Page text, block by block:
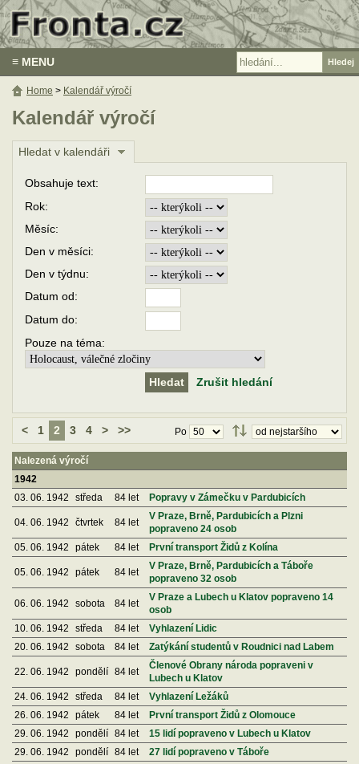
≡ MENU
Kalendář výročí
Hledat v kalendáři
Obsahuje text:
Rok:
Měsíc:
Den v měsíci:
Den v týdnu:
Datum od:
Datum do:
Pouze na téma:
Zrušit hledání
< 1 2 3 4 > >> Po
Nalezená výročí
1942
03. 06. 1942
středa 84 let Popravy v Zámečku v Pardubicích
04. 06. 1942 čtvrtek 84 let
V Praze, Brně, Pardubicích a Plzni
popraveno 24 osob
05. 06. 1942
pátek 84 let První transport Židů z Kolína
05. 06. 1942 pátek 84 let
V Praze, Brně, Pardubicích a Táboře
popraveno 32 osob
06. 06. 1942 sobota 84 let
V Praze a Lubech u Klatov popraveno 14
osob
10. 06. 1942
středa 84 let
Vyhlazení Lidic
20. 06. 1942
sobota 84 let Zatýkání studentů v Roudnici nad Labem
22. 06. 1942 pondělí 84 let
Členové Obrany národa popraveni v
Lubech u Klatov
24. 06. 1942
středa 84 let
Vyhlazení Ležáků
26. 06. 1942
pátek 84 let
První transport Židů z Olomouce
29. 06. 1942
pondělí 84 let
15 lidí popraveno v Lubech u Klatov
29. 06. 1942
pondělí 84 let 27 lidí popraveno v Táboře
Home > Kalendář výročí